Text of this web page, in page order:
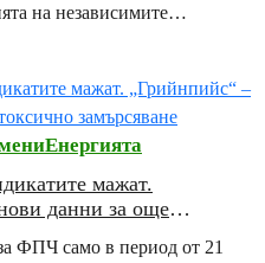
на независимите
и на Конфедерацията…
мажат.
данни за още
ФПЧ само в период от 21